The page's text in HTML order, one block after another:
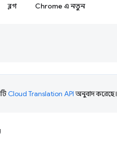
ব্লগ Chrome এ নতুন
Cloud Translation APIঅনুবাদ করেছে।